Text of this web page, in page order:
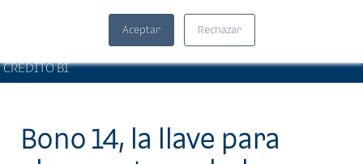
Aceptar Rechazar
CRÉDITO BI
Bono 14, la llave para